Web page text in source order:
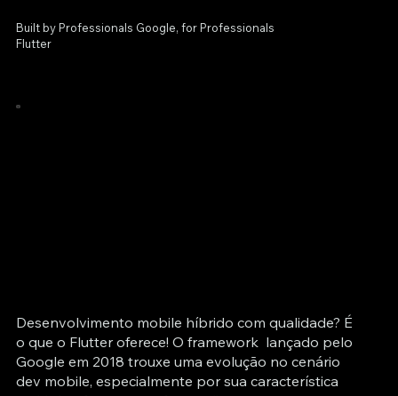
Built by Professionals Google, for Professionals
Flutter
Desenvolvimento mobile híbrido com qualidade? É
o que o Flutter oferece! O framework lançado pelo
Google em 2018 trouxe uma evolução no cenário
dev mobile, especialmente por sua característica